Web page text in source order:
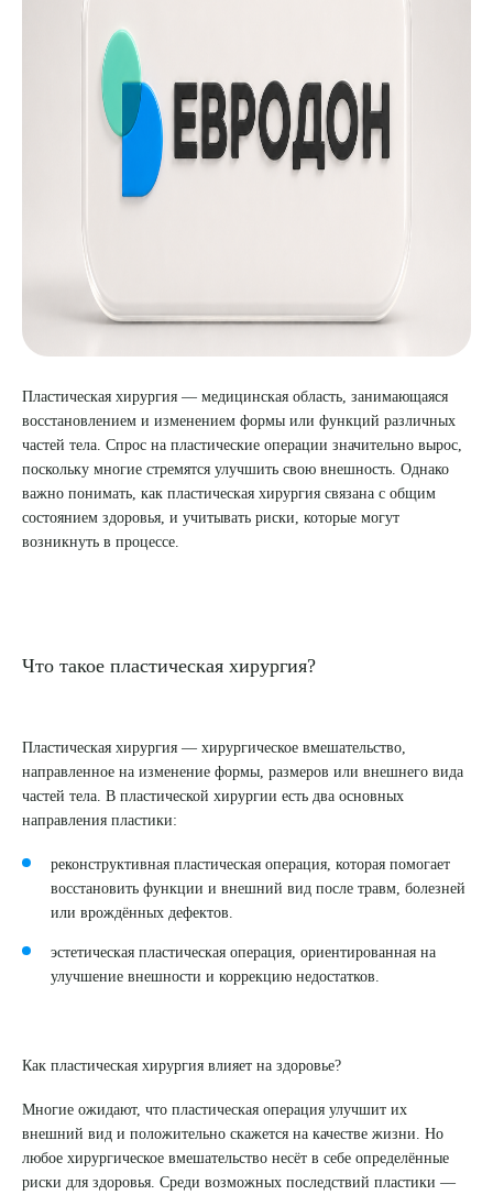
ЗАКАЗАТЬ ЗВОНОК
ЗАПИСЬ ОНЛАЙН
Пластическая хирургия — медицинская область, занимающаяся
восстановлением и изменением формы или функций различных
частей тела. Спрос на пластические операции значительно вырос,
поскольку многие стремятся улучшить свою внешность. Однако
важно понимать, как пластическая хирургия связана с общим
состоянием здоровья, и учитывать риски, которые могут
возникнуть в процессе.
Что такое пластическая хирургия?
Пластическая хирургия — хирургическое вмешательство,
направленное на изменение формы, размеров или внешнего вида
частей тела. В пластической хирургии есть два основных
направления пластики:
реконструктивная пластическая операция, которая помогает
восстановить функции и внешний вид после травм, болезней
или врождённых дефектов.
эстетическая пластическая операция, ориентированная на
улучшение внешности и коррекцию недостатков.
Как пластическая хирургия влияет на здоровье?
Многие ожидают, что пластическая операция улучшит их
внешний вид и положительно скажется на качестве жизни. Но
любое хирургическое вмешательство несёт в себе определённые
риски для здоровья. Среди возможных последствий пластики —